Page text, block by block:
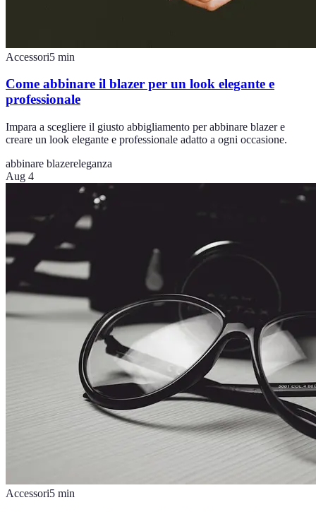
Accessori5 min
Come abbinare il blazer per un look elegante e
professionale
Impara a scegliere il giusto abbigliamento per abbinare blazer e
creare un look elegante e professionale adatto a ogni occasione.
abbinare blazereleganza
Aug 4
Accessori5 min